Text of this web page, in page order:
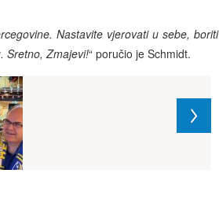
Nastavite vjerovati u sebe, boriti
Sretno, Zmajevi!“ poručio je Schmidt.